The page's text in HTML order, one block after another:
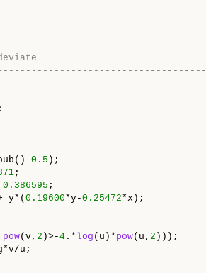
0.5 );
;
0.386595 ;
y*(0.19600*y-0.25472*x);
pow(v, 2 )>-4 .* log (u)* pow(u, 2 )));
u;